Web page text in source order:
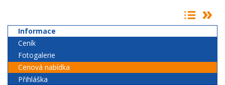
Informace
Ceník
Fotogalerie
Cenová nabídka
Přihláška